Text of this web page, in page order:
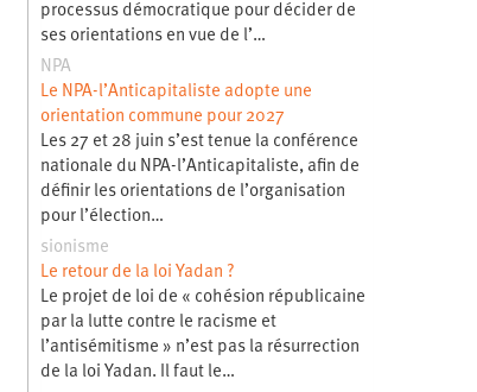
processus démocratique pour décider de
ses orientations en vue de l’…
NPA
Le NPA-l’Anticapitaliste adopte une
orientation commune pour 2027
Les 27 et 28 juin s’est tenue la conférence
nationale du NPA-l’Anticapitaliste, afin de
définir les orientations de l’organisation
pour l’élection…
sionisme
Le retour de la loi Yadan ?
Le projet de loi de « cohésion républicaine
par la lutte contre le racisme et
l’antisémitisme » n’est pas la résurrection
de la loi Yadan. Il faut le…